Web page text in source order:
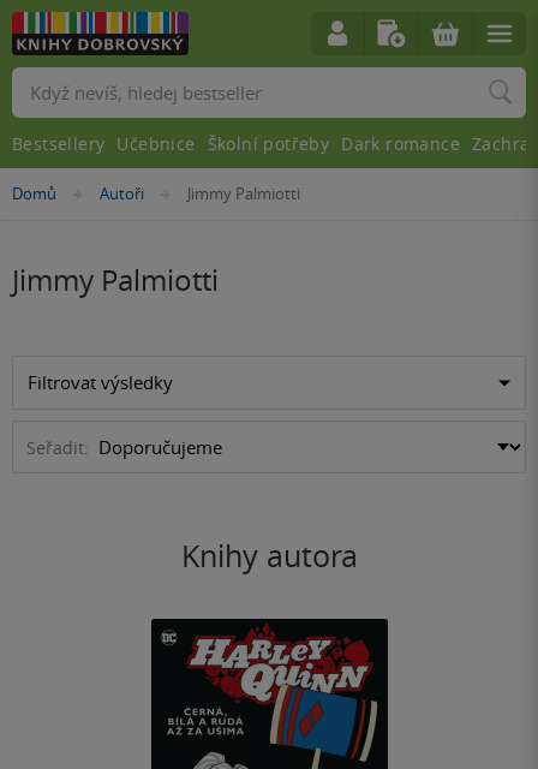
Nacházíte
Domů »Autoři »Jimmy Palmiotti
Jimmy Palmiotti
Filtrovat výsledky
Seřadit:
Knihy autora
Vyhledávání
Bestsellery Učebnice Školní potřeby Dark romance